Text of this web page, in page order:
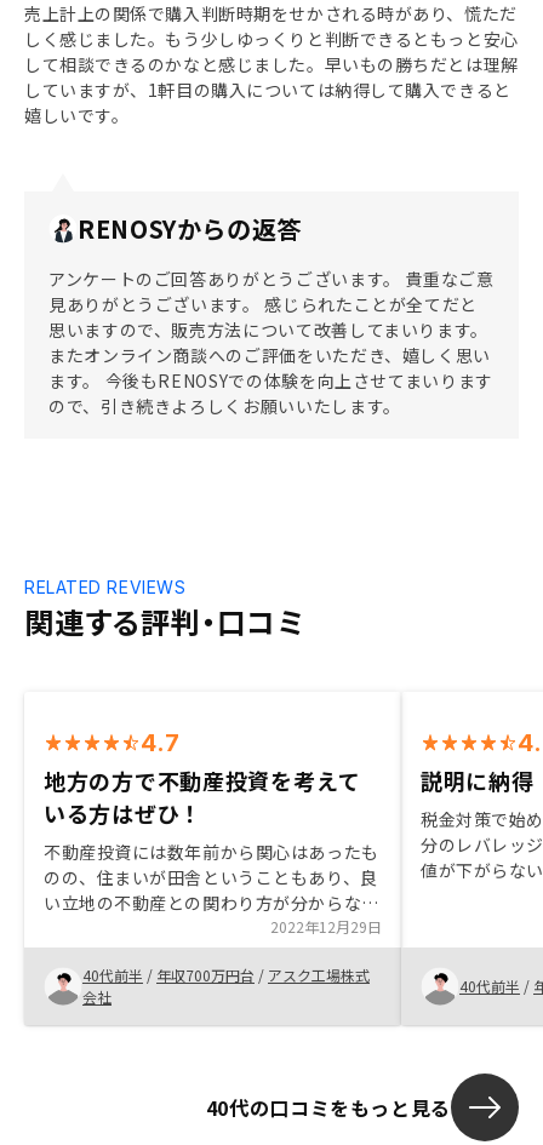
売上計上の関係で購入判断時期をせかされる時があり、慌ただ
しく感じました。もう少しゆっくりと判断できるともっと安心
して相談できるのかなと感じました。早いもの勝ちだとは理解
していますが、1軒目の購入については納得して購入できると
嬉しいです。
RENOSYからの返答
アンケートのご回答ありがとうございます。 貴重なご意
見ありがとうございます。 感じられたことが全てだと
思いますので、販売方法について改善してまいります。
またオンライン商談へのご評価をいただき、嬉しく思い
ます。 今後もRENOSYでの体験を向上させてまいります
ので、引き続きよろしくお願いいたします。
関連する評判・口コミ
RELATED REVIEWS
4.7
地方の方で不動産投資を考えて
いる方はぜひ！
不動産投資には数年前から関心はあったも
のの、住まいが田舎ということもあり、良
い立地の不動産との関わり方が分からない
でいました。 そんな中、RENOSYの広告
を見て、資料請求したことが、はじまりで
した。 私が感じたRENOSYの強みは過
去のデータを元にした、AIを駆使した物件
の選定にあると思います。 個人の考えに
だんしました。 担当の方の説明もとて
2022年12月29日
40代前半 / 年収700万円台 / アスク工場株式
会社
説明に納得
税金対策で始
分のレバレッ
値が下がらな
た後よ物件の
理士事務所と
でもらえた事
40代前半 /
40代の口コミをもっと見る